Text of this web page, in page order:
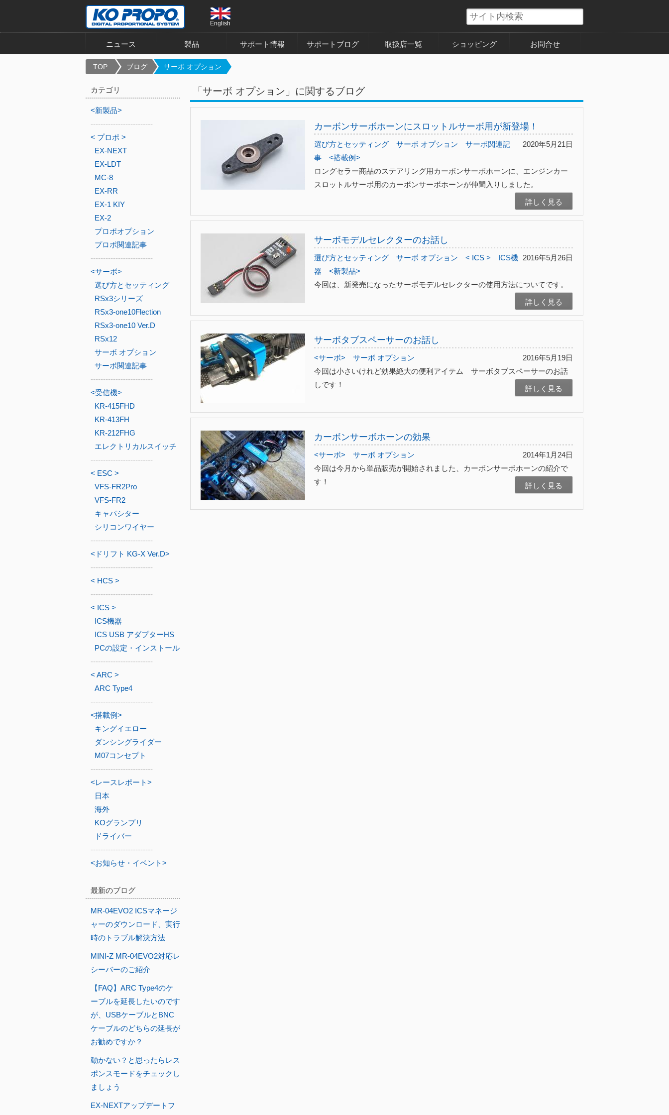
English
ニュース 製品 サポート情報 サポートブログ 取扱店一覧 ショッピング お問合せ
TOP ブログ サーボ オプション
「サーボ オプション」に関するブログ
カーボンサーボホーンにスロットルサーボ用が新登場！
2020年5月21日
選び方とセッティング サーボ オプション
サーボ関連記
事
<搭載例>
ロングセラー商品のステアリング用カーボンサーボホーンに、エンジンカー
スロットルサーボ用のカーボンサーボホーンが仲間入りしました。
詳しく見る
サーボモデルセレクターのお話し
2016年5月26日
選び方とセッティング サーボ オプション < ICS >
ICS機
器
<新製品>
今回は、新発売になったサーボモデルセレクターの使用方法についてです。
詳しく見る
サーボタブスペーサーのお話し
2016年5月19日
<サーボ>
サーボ オプション
今回は小さいけれど効果絶大の便利アイテム サーボタブスペーサーのお話
しです！
詳しく見る
カーボンサーボホーンの効果
2014年1月24日
<サーボ>
サーボ オプション
今回は今月から単品販売が開始されました、カーボンサーボホーンの紹介で
す！
詳しく見る
カテゴリ
<新製品>
-------------------------
< プロポ >
EX-NEXT
EX-LDT
MC-8
EX-RR
EX-1 KIY
EX-2
プロポオプション
プロポ関連記事
-------------------------
<サーボ>
選び方とセッティング
RSx3シリーズ
RSx3-one10Flection
RSx3-one10 Ver.D
RSx12
サーボ オプション
サーボ関連記事
-------------------------
<受信機>
KR-415FHD
KR-413FH
KR-212FHG
エレクトリカルスイッチ
-------------------------
< ESC >
VFS-FR2Pro
VFS-FR2
キャパシター
シリコンワイヤー
-------------------------
<ドリフト KG-X Ver.D>
-------------------------
< HCS >
-------------------------
< ICS >
ICS機器
ICS USB アダプターHS
PCの設定・インストール
-------------------------
< ARC >
ARC Type4
-------------------------
<搭載例>
キングイエロー
ダンシングライダー
M07コンセプト
-------------------------
<レースレポート>
日本
海外
KOグランプリ
ドライバー
-------------------------
<お知らせ・イベント>
最新のブログ
MR-04EVO2 ICSマネージ
ャーのダウンロード、実行
時のトラブル解決方法
MINI-Z MR-04EVO2対応レ
シーバーのご紹介
【FAQ】ARC Type4のケ
ーブルを延長したいのです
が、USBケーブルとBNC
ケーブルのどちらの延長が
お勧めですか？
動かない？と思ったらレス
ポンスモードをチェックし
ましょう
EX-NEXTアップデートフ